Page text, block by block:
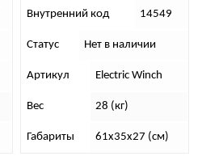
5443 кг (блок управления
10мм, алюм. клюз
Внутренний код 14549
Статус Нет в наличии
Артикул Electric Winch
Вес 28 (кг)
Габариты 61x35x27 (см)